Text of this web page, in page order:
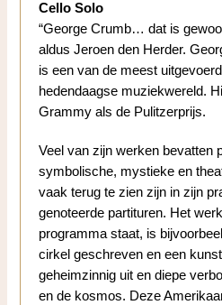
Cello Solo
“George Crumb… dat is
aldus Jeroen den Herder.
is een van de meest
hedendaagse muziekwereld.
Grammy als de Pulitzerprijs.
Veel van zijn werken bevatten
symbolische, mystieke en
vaak terug te zien zijn in zijn
genoteerde partituren. Het
programma staat, is
cirkel geschreven en een
geheimzinnig uit en diepe
en de kosmos. Deze